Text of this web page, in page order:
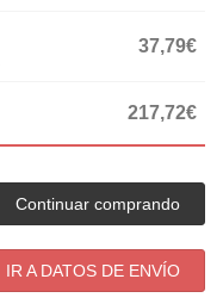
37,79€
217,72€
Continuar comprando
IR A DATOS DE ENVÍO